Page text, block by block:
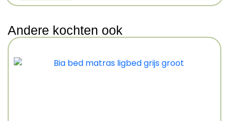
Andere kochten ook